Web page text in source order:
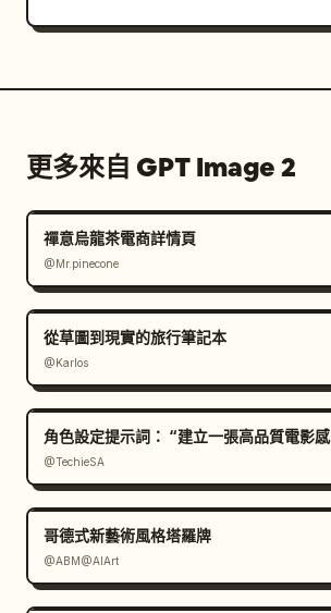
更多來自 GPT Image 2
禪意烏龍茶電商詳情頁
@Mr.pinecone
從草圖到現實的旅行筆記本
@Karlos
角色設定提示詞： “建立一張高品質電影感
@TechieSA
哥德式新藝術風格塔羅牌
@ABM@AIArt